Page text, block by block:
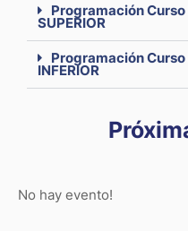
Programación
SUPERIOR
Programación
INFERIOR
No hay evento!